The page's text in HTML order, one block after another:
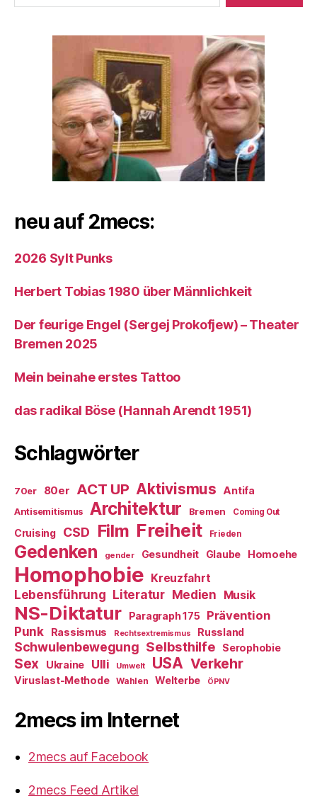
neu auf 2mecs:
2026 Sylt Punks
Herbert Tobias 1980 über Männlichkeit
Der feurige Engel (Sergej Prokofjew) – Theater
Bremen 2025
Mein beinahe erstes Tattoo
das radikal Böse (Hannah Arendt 1951)
Schlagwörter
70er 80er ACT UP Aktivismus Antifa
Antisemitismus Architektur Bremen Coming Out
Cruising CSD Film Freiheit Frieden
Gedenken gender Gesundheit Glaube Homoehe
Homophobie Kreuzfahrt
Lebensführung Literatur Medien Musik
NS-Diktatur Paragraph 175
Prävention
Punk
Rassismus Rechtsextremismus Russland
Schwulenbewegung Selbsthilfe Serophobie
Sex Ukraine Ulli Umwelt USA Verkehr
Viruslast-Methode Wahlen Welterbe ÖPNV
2mecs im Internet
2mecs auf Facebook
2mecs Feed Artikel